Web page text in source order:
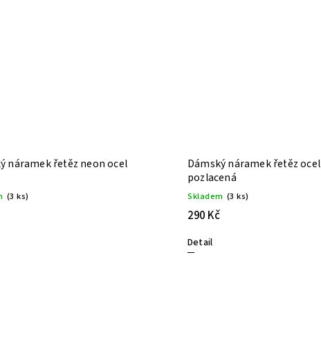
náramek řetěz neon ocel
(3 ks)
Dámský náramek řetěz ocel
pozlacená
Skladem (3 ks)
290 Kč
Detail